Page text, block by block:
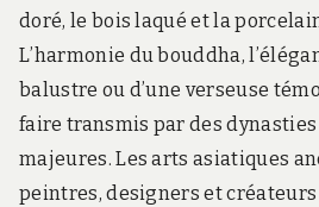
doré, le bois laqué et la
L’harmonie du bouddha,
balustre ou d’une verseuse
faire transmis par des
majeures. Les arts asiatiques
peintres, designers et